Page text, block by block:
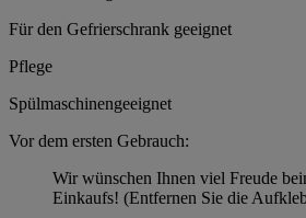
Für den Gefrierschrank geeignet
Pflege
Spülmaschinengeeignet
Vor dem ersten Gebrauch:
Wir wünschen Ihnen viel Freude
Einkaufs! (Entfernen Sie die